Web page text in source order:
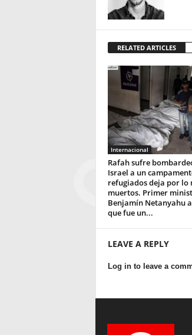
RELATED ARTICLES
Internacional
Rafah sufre
Israel a un
refugiados deja por lo
muertos. Primer
Benjamín Netanyahu
que fue un...
LEAVE A REPLY
Log in to leave a